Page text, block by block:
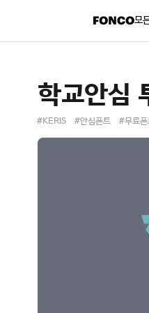
모
학교안심
#KERIS #안심폰트 #무료폰